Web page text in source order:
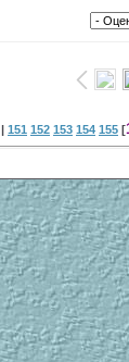
| 151 152 153 154 155 [